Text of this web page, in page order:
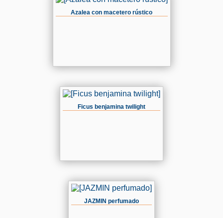
Azalea con macetero rústico
Ficus benjamina twilight
JAZMIN perfumado